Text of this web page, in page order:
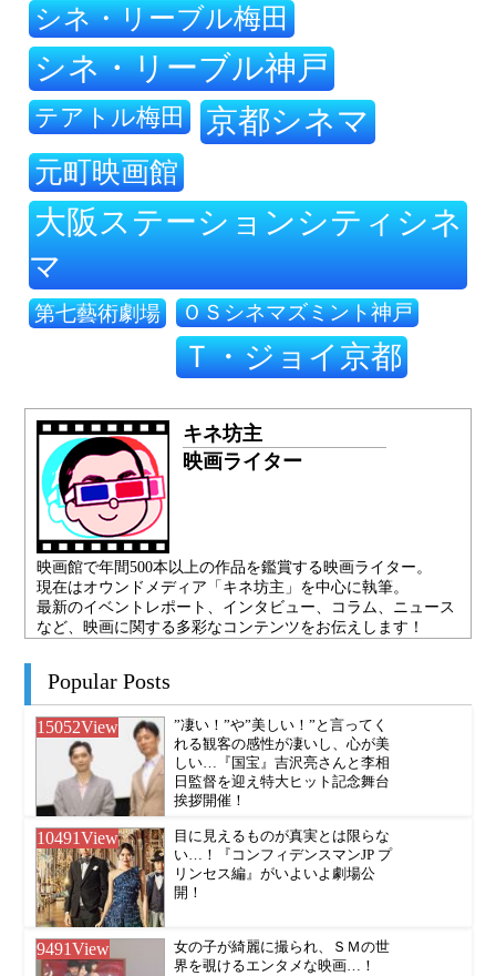
シネ・リーブル梅田
シネ・リーブル神戸
テアトル梅田 京都シネマ
元町映画館
大阪ステーションシティシネ
マ
第七藝術劇場 ＯＳシネマズミント神戸
Ｔ・ジョイ京都
キネ坊主
映画ライター
映画館で年間500本以上の作品を鑑賞する映画ライター。
現在はオウンドメディア「キネ坊主」を中心に執筆。
最新のイベントレポート、インタビュー、コラム、ニュース
など、映画に関する多彩なコンテンツをお伝えします！
Popular Posts
15052View
”凄い！”や”美しい！”と言ってく
れる観客の感性が凄いし、心が美
しい…『国宝』吉沢亮さんと李相
日監督を迎え特大ヒット記念舞台
挨拶開催！
10491View
目に見えるものが真実とは限らな
い…！『コンフィデンスマンJP プ
リンセス編』がいよいよ劇場公
開！
9491View
女の子が綺麗に撮られ、ＳＭの世
界を覗けるエンタメな映画…！